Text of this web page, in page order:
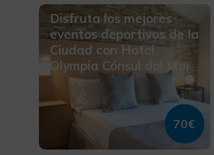
Disfruta los mejores
eventos deportivos de la
Ciudad con Hotel
Olympia Cónsul del Mar
70€